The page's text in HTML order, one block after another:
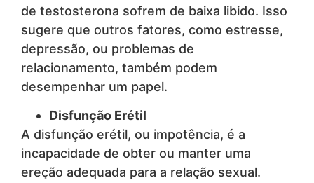
de testosterona sofrem de baixa libido. Isso
sugere que outros fatores, como estresse,
depressão, ou problemas de
relacionamento, também podem
desempenhar um papel.
Disfunção Erétil
A disfunção erétil, ou impotência, é a
incapacidade de obter ou manter uma
ereção adequada para a relação sexual.